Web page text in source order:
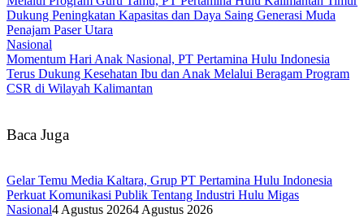
Dukung Peningkatan Kapasitas dan Daya Saing Generasi Muda
Penajam Paser Utara
Nasional
Momentum Hari Anak Nasional, PT Pertamina Hulu Indonesia
Terus Dukung Kesehatan Ibu dan Anak Melalui Beragam Program
CSR di Wilayah Kalimantan
Baca Juga
Gelar Temu Media Kaltara, Grup PT Pertamina Hulu Indonesia
Perkuat Komunikasi Publik Tentang Industri Hulu Migas
Nasional4 Agustus 20264 Agustus 2026